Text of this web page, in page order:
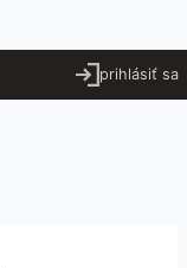
prihlásiť sa